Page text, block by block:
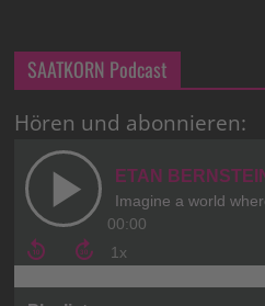
SAATKORN Podcast
Hören und abonnieren: